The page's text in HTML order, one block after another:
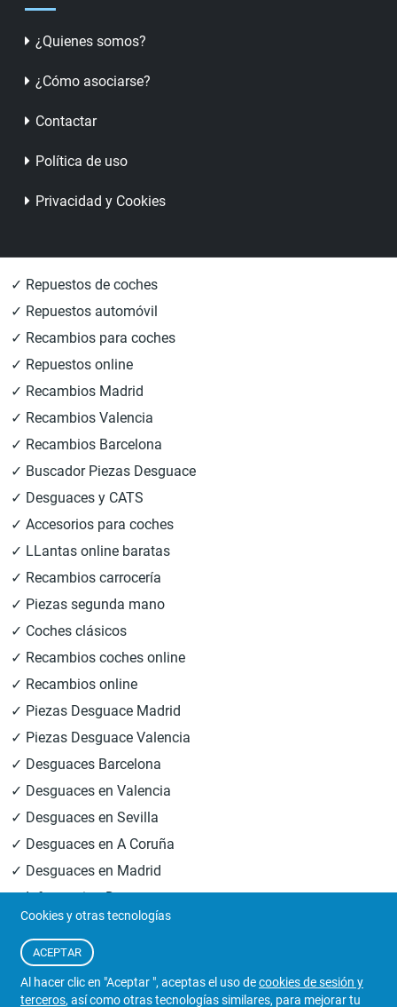
¿Quienes somos?
¿Cómo asociarse?
Contactar
Política de uso
Privacidad y Cookies
✓ Repuestos de coches
✓ Repuestos automóvil
✓ Recambios para coches
✓ Repuestos online
✓ Recambios Madrid
✓ Recambios Valencia
✓ Recambios Barcelona
✓ Buscador Piezas Desguace
✓ Desguaces y CATS
✓ Accesorios para coches
✓ LLantas online baratas
✓ Recambios carrocería
✓ Piezas segunda mano
✓ Coches clásicos
✓ Recambios coches online
✓ Recambios online
✓ Piezas Desguace Madrid
✓ Piezas Desguace Valencia
✓ Desguaces Barcelona
✓ Desguaces en Valencia
✓ Desguaces en Sevilla
✓ Desguaces en A Coruña
✓ Desguaces en Madrid
✓ Informacion Desguaces
© 2026Central Desguaces Europiezas
reservados.
Cookies y otras tecnologías
ACEPTAR
Al hacer clic en "Aceptar ", aceptas el uso decookies de sesión y
terceros, así como otras tecnologías similares, para mejorar tu